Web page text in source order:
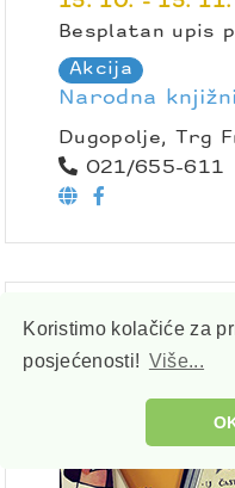
Koristimo kolačiće za
posjećenosti! Više...
Besplatan upis
Akcija
Narodna
Dugopolje, Trg
021/655-611